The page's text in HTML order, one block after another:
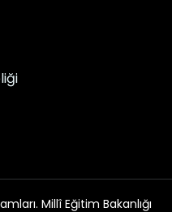
Millî Eğitim Bakanlığı